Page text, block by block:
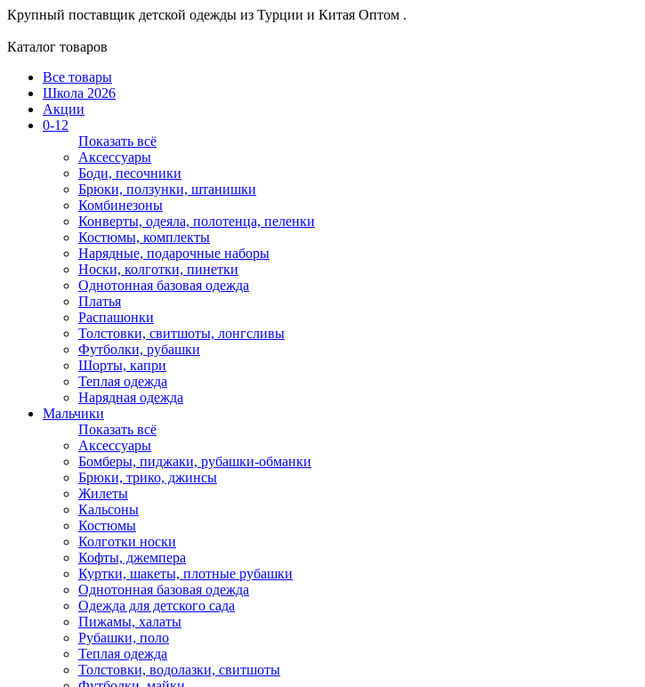
Крупный поставщик детской одежды из Турции и Китая Оптом .
Каталог товаров
Все товары
Школа 2026
Акции
0-12
Показать всё
Аксессуары
Боди, песочники
Брюки, ползунки, штанишки
Комбинезоны
Конверты, одеяла, полотенца, пеленки
Костюмы, комплекты
Нарядные, подарочные наборы
Носки, колготки, пинетки
Однотонная базовая одежда
Платья
Распашонки
Толстовки, свитшоты, лонгсливы
Футболки, рубашки
Шорты, капри
Теплая одежда
Нарядная одежда
Мальчики
Показать всё
Аксессуары
Бомберы, пиджаки, рубашки-обманки
Брюки, трико, джинсы
Жилеты
Кальсоны
Костюмы
Колготки носки
Кофты, джемпера
Куртки, шакеты, плотные рубашки
Однотонная базовая одежда
Одежда для детского сада
Пижамы, халаты
Рубашки, поло
Теплая одежда
Толстовки, водолазки, свитшоты